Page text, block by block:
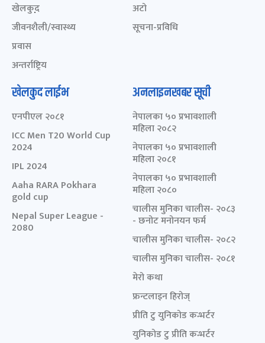
खेलकुद़़
जीवनशैली/स्वास्थ्य
प्रवास
अन्तर्राष्ट्रिय
अटो
सूचना-प्रविधि
खेलकुद लाईभ
एनपीएल २०८१
ICC Men T20 World Cup
2024
IPL 2024
Aaha RARA Pokhara
gold cup
Nepal Super League -
2080
अनलाइनखबर सूची
नेपालका ५० प्रभावशाली
महिला २०८२
नेपालका ५० प्रभावशाली
महिला २०८१
नेपालका ५० प्रभावशाली
महिला २०८०
चालीस मुनिका चालीस- २०८३
- छनोट मनोनयन फर्म
चालीस मुनिका चालीस- २०८२
चालीस मुनिका चालीस- २०८१
मेरो कथा
फ्रन्टलाइन हिरोज्
प्रीति टु युनिकोड कन्भर्टर
युनिकोड टु प्रीति कन्भर्टर